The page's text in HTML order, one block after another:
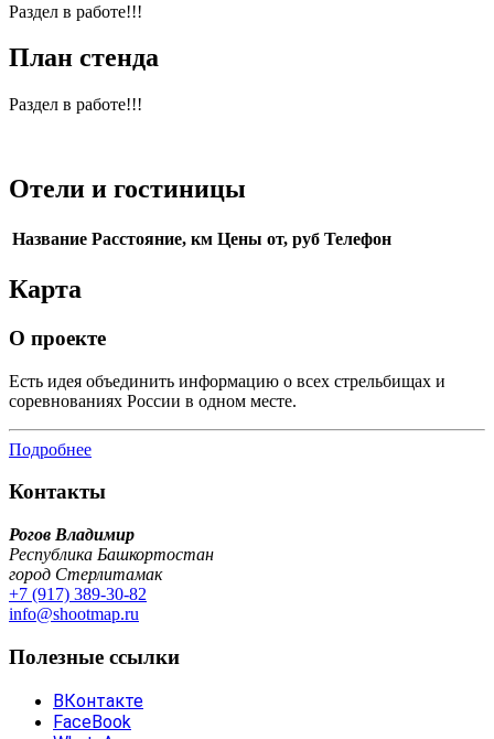
Раздел в работе!!!
План стенда
Раздел в работе!!!
Отели и гостиницы
Название Расстояние, км Цены от, руб Телефон
Карта
О проекте
Есть идея объединить информацию о всех стрельбищах и
соревнованиях России в одном месте.
Подробнее
Контакты
Рогов Владимир
Республика Башкортостан
город Стерлитамак
+7 (917) 389-30-82
info@shootmap.ru
Полезные ссылки
ВКонтакте
FaceBook